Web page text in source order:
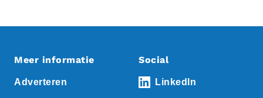
Meer informatie
Adverteren
Social
LinkedIn